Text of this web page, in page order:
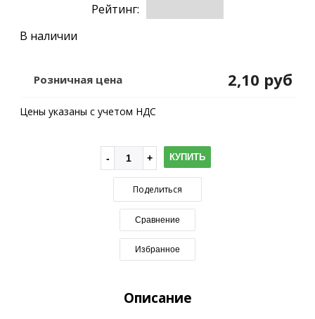
Рейтинг:
В наличии
Розничная цена 2,10 руб
Цены указаны с учетом НДС
КУПИТЬ
Поделиться
Сравнение
Избранное
Описание